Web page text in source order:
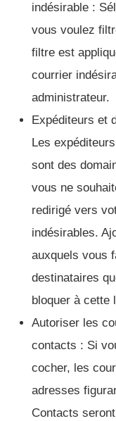
indésirable :
vous voulez
filtre est
courrier
administrateur.
Expéditeurs et
Les
sont des
vous ne
redirigé vers
indésirables.
auxquels vous
destinataires
bloquer à cette
Autoriser les
contacts : Si
cocher, les
adresses
Contacts